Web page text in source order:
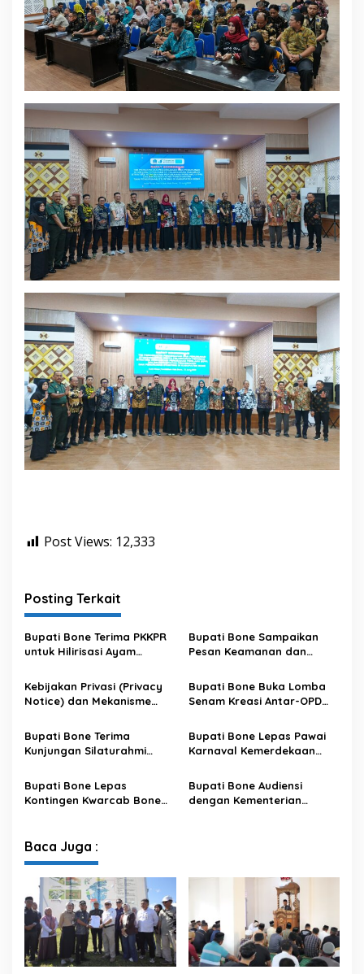
Post Views: 12,333
Posting Terkait
Bupati Bone Terima PKKPR
untuk Hilirisasi Ayam
Bupati Bone Sampaikan
Pesan Keamanan dan
Kebijakan Privasi (Privacy
Notice) dan Mekanisme
Data pada Portal Bone
Satu Data
Bupati Bone Buka Lomba
Senam Kreasi Antar-OPD
Bupati Bone Terima
Kunjungan Silaturahmi
XIV/Hasanuddin
Bupati Bone Lepas Pawai
Karnaval Kemerdekaan
Sambut HUT ke-81 RI
Bupati Bone Lepas
Kontingen Kwarcab Bone
Bupati Bone Audiensi
dengan Kementerian
Baca Juga :